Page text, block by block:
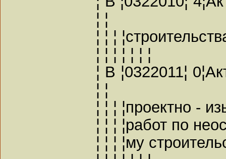
¦ ¦
¦ ¦ ¦
¦ ¦ ¦ ¦ ¦ ¦ ¦
¦ В ¦0322011¦
¦ ¦
¦ ¦ ¦ ¦проектно -
¦ ¦ ¦ ¦работ по
¦ ¦ ¦ ¦му